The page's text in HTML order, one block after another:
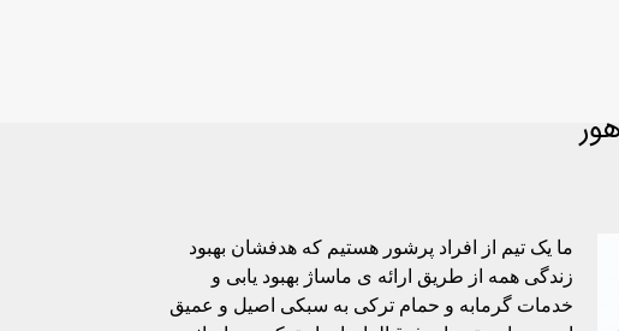
ما یک تیم از افراد پرشور هستیم که هدفشان بهبود
زندگی همه از طریق ارائه ی ماساژ بهبود یابی و
خدمات گرمابه و حمام ترکی به سبکی اصیل و عمیق